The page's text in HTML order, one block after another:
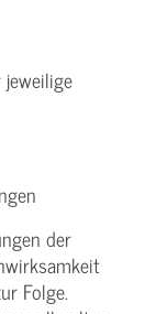
der
Folge.